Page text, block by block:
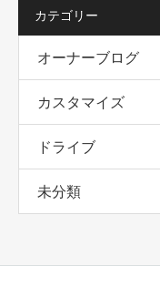
カテゴリー
オーナーブログ
カスタマイズ
ドライブ
未分類